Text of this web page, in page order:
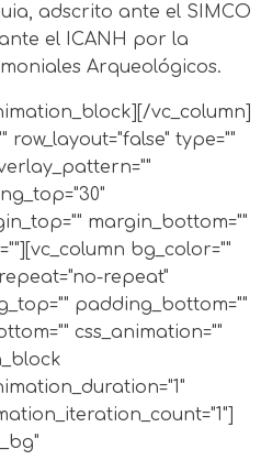
adscrito ante el SIMCO
el ICANH por la
Arqueológicos.
vc_column]
row_layout="false" type=""
margin_bottom=""
bg_color=""
repeat"
padding_bottom=""
css_animation=""